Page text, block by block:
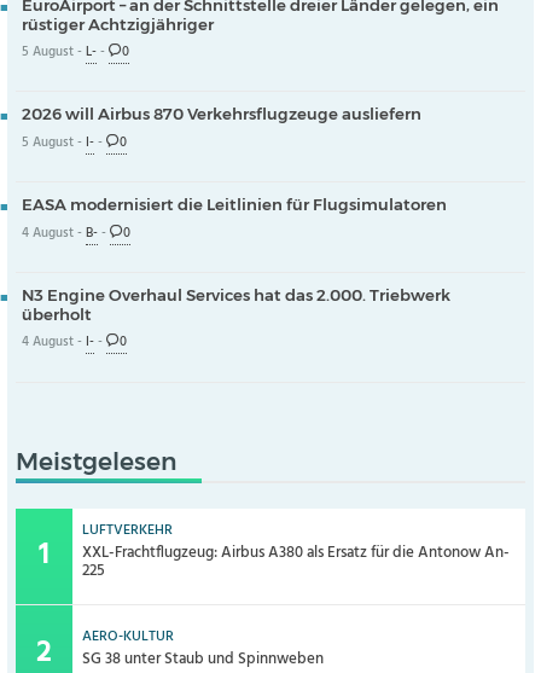
EuroAirport – an der Schnittstelle dreier Länder gelegen, ein
rüstiger Achtzigjähriger
5 August -L-- 0
2026 will Airbus 870 Verkehrsflugzeuge ausliefern
5 August - I-- 0
EASA modernisiert die Leitlinien für Flugsimulatoren
4 August -B-- 0
N3 Engine Overhaul Services hat das 2.000. Triebwerk
überholt
4 August - I-- 0
Meistgelesen
LUFTVERKEHR
XXL-Frachtflugzeug: Airbus A380 als Ersatz für die Antonow An-
225
AERO-KULTUR
SG 38 unter Staub und Spinnweben